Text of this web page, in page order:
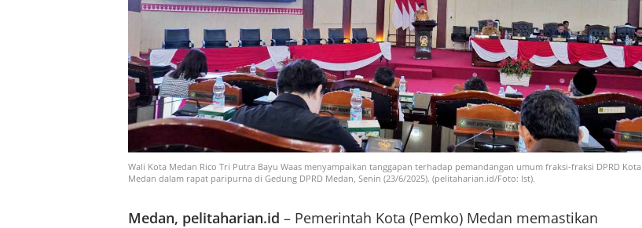
Wali Kota Medan Rico Tri Putra Bayu Waas menyampaikan tanggapan terhadap pemandangan umum fraksi-fraksi DPRD Kota
Medan dalam rapat paripurna di Gedung DPRD Medan, Senin (23/6/2025). (pelitaharian.id/Foto: Ist).
Medan, pelitaharian.id – Pemerintah Kota (Pemko) Medan memastikan